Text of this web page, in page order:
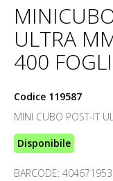
ULTRA
400 FOGLI
Codice 119587
MINI CUBO POST-IT
Disponibile
BARCODE: